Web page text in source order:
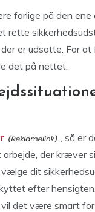
farlige på den
rette
er udsatte. For
det på nettet.
, så er
der kræver
vælge dit
efter
det være smart